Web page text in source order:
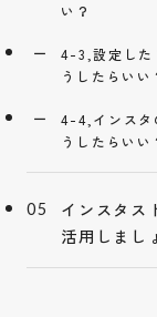
い？
4-3,設定した
うしたらいい
4-4,インスタ
うしたらいい
インスタス
活用しまし